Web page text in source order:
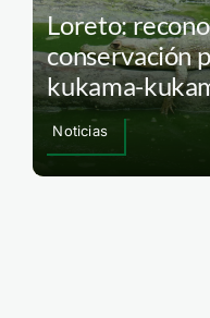
Loreto:
conservación
kukama-
Noticias